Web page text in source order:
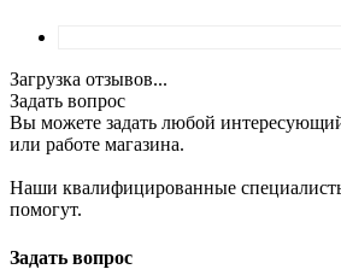
Загрузка отзывов...
Задать вопрос
Вы можете задать любой
или работе магазина.
Наши квалифицированные
помогут.
Задать вопрос